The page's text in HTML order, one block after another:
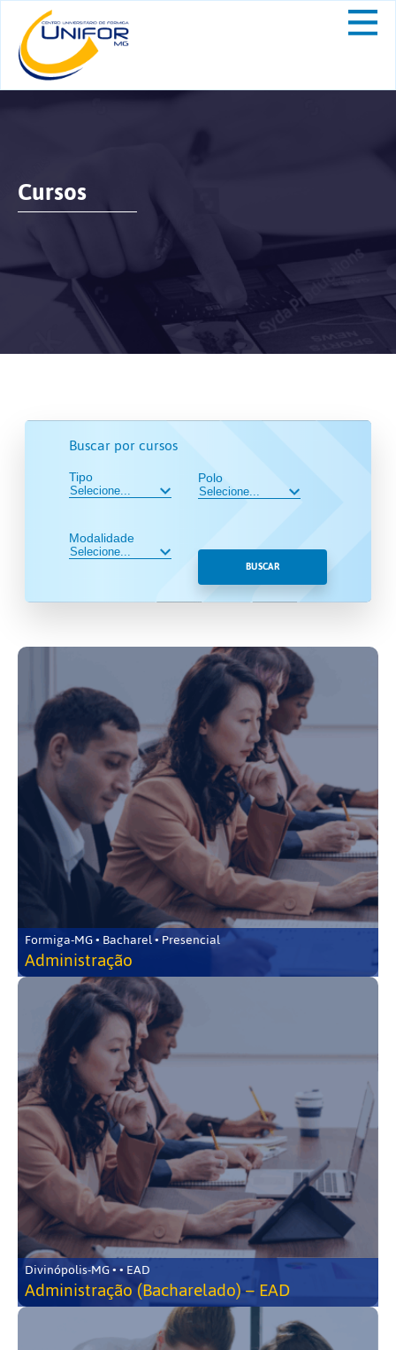
Cursos
Buscar por cursos
Tipo
Modalidade
Polo
BUSCAR
Formiga-MG • Bacharel • Presencial
Administração
Divinópolis-MG • • EAD
Administração (Bacharelado) – EAD